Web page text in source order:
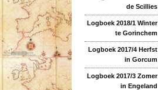
de Scillies
Logboek 2018/1 Winter
te Gorinchem
Logboek 2017/4 Herfst
in Gorcum
Logboek 2017/3 Zomer
in Engeland